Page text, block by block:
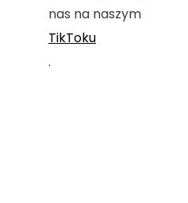
nas na naszym
TikToku
.